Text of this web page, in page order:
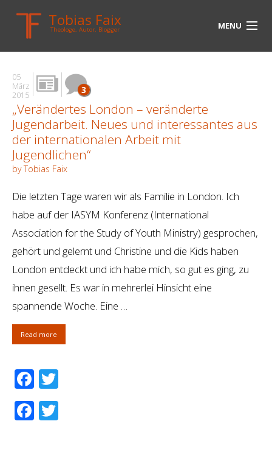
Tobias Faix
Theologe, Autor, Blogger MENU
HOME
BLOG
BIOGRAPHIE
BÜCHER
UNTERWEGS
KONTAKT
LINKS
05
März
2015
3
„Verändertes London – veränderte
Jugendarbeit. Neues und interessantes aus
der internationalen Arbeit mit
Jugendlichen“
by Tobias Faix
Die letzten Tage waren wir als Familie in London. Ich
habe auf der IASYM Konferenz (International
Association for the Study of Youth Ministry) gesprochen,
gehört und gelernt und Christine und die Kids haben
London entdeckt und ich habe mich, so gut es ging, zu
ihnen gesellt. Es war in mehrerlei Hinsicht eine
spannende Woche. Eine …
Read more
Facebook
Facebook